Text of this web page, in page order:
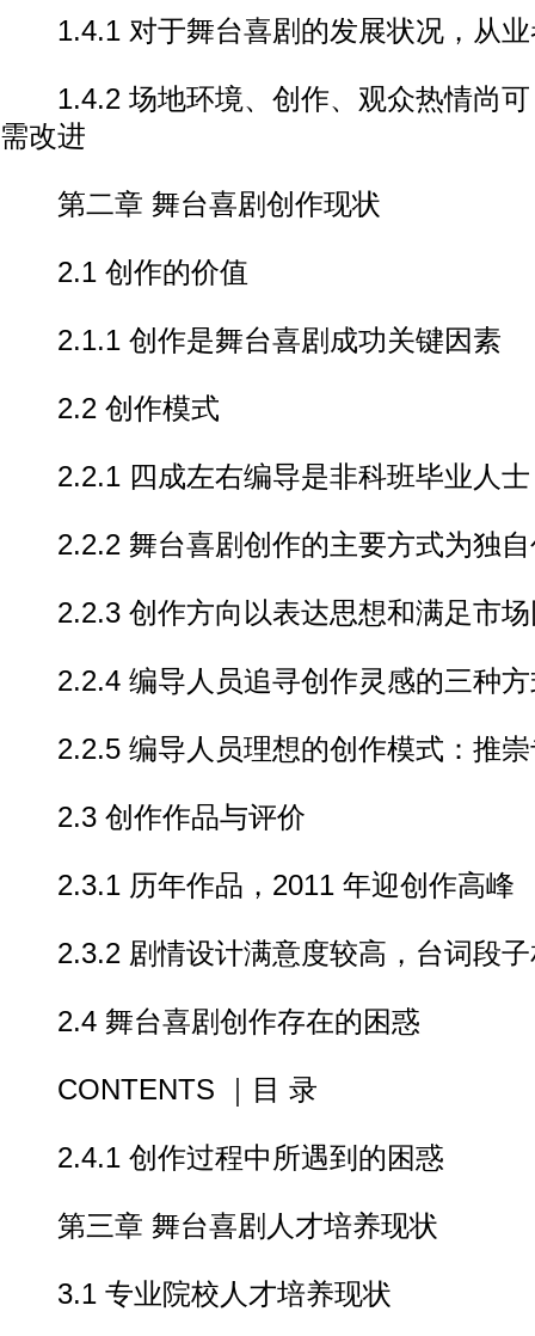
1.4.1 对于舞台喜剧的发展状况，从业
1.4.2 场地环境、创作、观众热情尚可
需改进
第二章 舞台喜剧创作现状
2.1 创作的价值
2.1.1 创作是舞台喜剧成功关键因素
2.2 创作模式
2.2.1 四成左右编导是非科班毕业人士
2.2.2 舞台喜剧创作的主要方式为独自
2.2.3 创作方向以表达思想和满足市场
2.2.4 编导人员追寻创作灵感的三种方
2.2.5 编导人员理想的创作模式：推崇
2.3 创作作品与评价
2.3.1 历年作品，2011 年迎创作高峰
2.3.2 剧情设计满意度较高，台词段子
2.4 舞台喜剧创作存在的困惑
CONTENTS ｜目 录
2.4.1 创作过程中所遇到的困惑
第三章 舞台喜剧人才培养现状
3.1 专业院校人才培养现状